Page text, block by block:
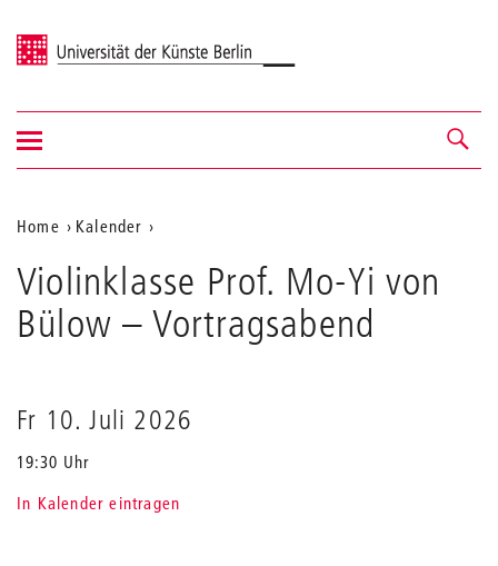
Universität der Künste Berlin
Navigation &
Suche
Navigation
ein-/ausblenden
Aktuelle
Position
auf
der
Home
Kalender
Mo-
Yi
von
Violinklasse Prof. Mo-Yi von
Bülow – Vortragsabend
Fr 10. Juli 2026
19:30 Uhr
In Kalender eintragen